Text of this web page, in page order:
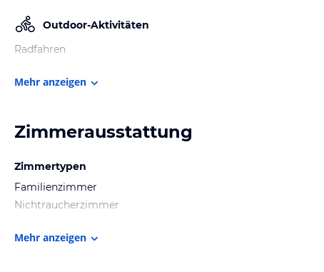
Outdoor-Aktivitäten
Radfahren
Mehr anzeigen
Zimmerausstattung
Zimmertypen
Familienzimmer
Nichtraucherzimmer
Mehr anzeigen